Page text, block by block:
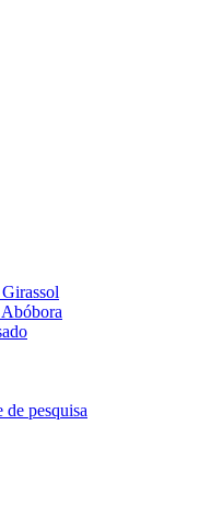
Abóbora
de pesquisa